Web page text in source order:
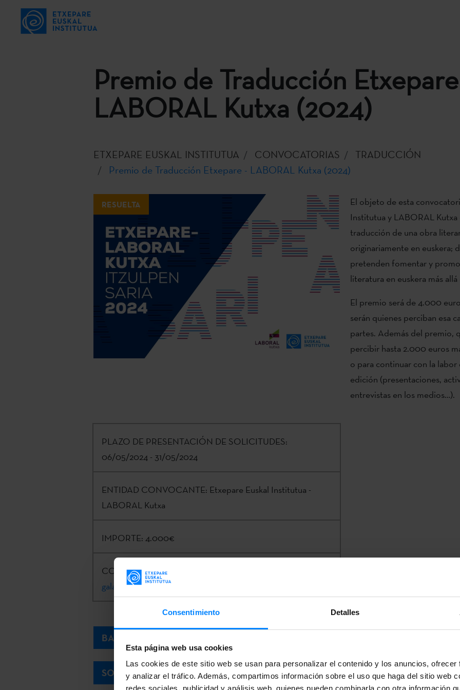
Consentimiento Detalles
Esta página web usa cookies
Las cookies de este sitio web se usan para personalizar el contenido y los anuncios,
y analizar el tráfico. Además, compartimos información sobre el uso que haga del sitio web
Premio de Traducción
LABORAL Kutxa (2024)
ETXEPARE EUSKAL INSTITUTUA CONVOCATORIAS
TRADUCCIÓN
Premio de Traducción Etxepare - LABORAL Kutxa (2024)
RESUELTA
El objeto de esta
Institutua y LABORAL
traducción de una obra
originariamente en euskera;
pretenden fomentar y
literatura en euskera más
El premio será de 4.000
serán quienes perciban esa
partes. Además del premio,
percibir hasta 2.000 euros
o para continuar con la
edición (presentaciones,
entrevistas en los medios…).
PLAZO DE PRESENTACIÓN DE SOLICITUDES:
06/05/2024 - 31/05/2024
ENTIDAD CONVOCANTE: Etxepare Euskal Institutua -
LABORAL Kutxa
IMPORTE: 4.000€
CONTACTO:Kizkitza Galartza Arregi |
galartza@etxepare.eus
BASES
SOLICITUD